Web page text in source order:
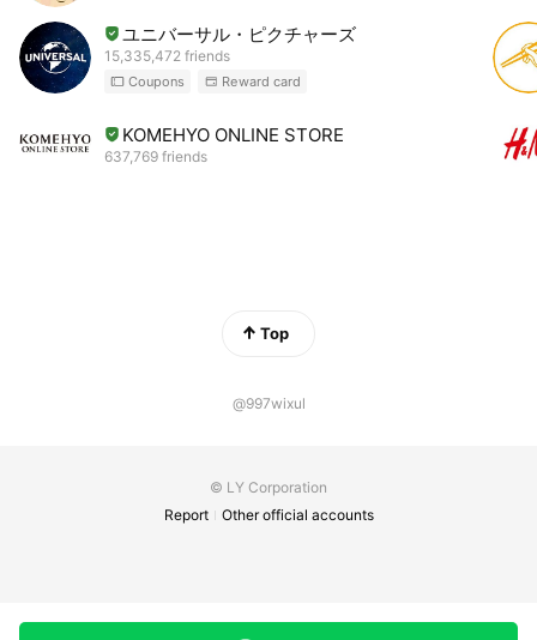
ユニバーサル・ピクチャーズ
15,335,472 friends
Coupons Reward card
KOMEHYO ONLINE STORE
637,769 friends
Top
@997wixul
© LY Corporation
Report
Other official accounts